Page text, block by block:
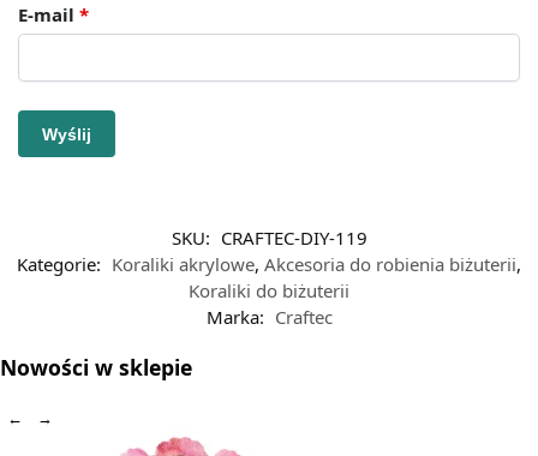
E-mail *
SKU: CRAFTEC-DIY-119
Kategorie: Koraliki akrylowe, Akcesoria do robienia biżuterii,
Koraliki do biżuterii
Marka: Craftec
Nowości w sklepie
← →